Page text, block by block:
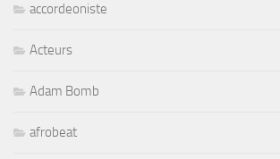
accordeoniste
Acteurs
Adam Bomb
afrobeat